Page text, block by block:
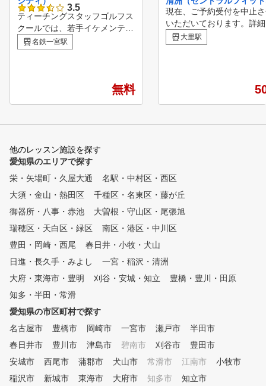
3.5
ティーチングスタッフゴルフス
クールでは、若手イケメンティ
ーチングプロから レッスン歴2
0年以上のベテランプロや女子
、わかりやすくたのしい指導で
く上達しましょう！ ＜ゴルフ
・ゆとりの90分授業で、きめ細
やかな指導 曜日、時間の振替
、正規のライセンスを習得して
います 日本プロゴルフ協
会（P G A）公認 および各テ
ィーチング団体公認 ・実践形
式のラウンドレッスンも開催
平日、土日祝それぞれに実施
ビューもサポート ・ツーピー
スボールで練習ができます
コース球並みの打感で実戦向き
です
名鉄一宮駅
無料
クラブ清洲）
現在、ご予約受付を中止
いただいております。詳
知らせ欄にてご確認お願
ます。 東海エリア最大打席数
盛りだくさんです。 コー
経験の方でも安心して参
ing（利用）、Gravity（重
、Movement（運動）を意
ています。 私たちのゴル
クールではUGM理論を採
、クラブ（道具）を最大
目標としています。 筋肉
って力を発揮するのでは
重力による負担を受け入
、肩甲骨と股関節の可動
げ、柔軟性を確保し、そ
の身体のタイプに適した
かつ、楽な動きで最大限
ンシャルを発揮するスイ
大里駅
他のレッスン施設を探す
愛知県のエリアで探す
栄・矢場町・久屋大通
名駅・中村区・西区
大須・金山・熱田区
千種区・名東区・藤が丘
御器所・八事・赤池
大曽根・守山区・尾張旭
瑞穂区・天白区・緑区
南区・港区・中川区
豊田・岡崎・西尾
春日井・小牧・犬山
日進・長久手・みよし
一宮・稲沢・清洲
大府・東海市・豊明
刈谷・安城・知立
豊橋・豊川・田原
知多・半田・常滑
愛知県の市区町村で探す
名古屋市
豊橋市 岡崎市 一宮市 瀬戸市
半田市
春日井市
豊川市 津島市 碧南市 刈谷市
豊田市
安城市
西尾市 蒲郡市 犬山市 常滑市 江南市
小牧市
稲沢市
新城市 東海市 大府市 知多市
知立市